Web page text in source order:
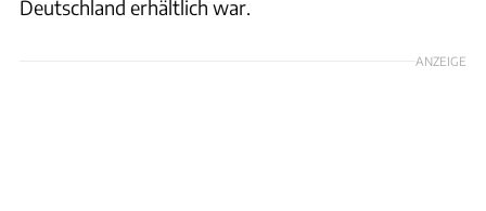
Deutschland erhältlich war.
ANZEIGE